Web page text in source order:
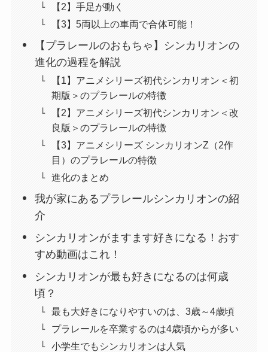
【2】手足が動く
【3】5両以上の車両で合体可能！
【プラレールのおもちゃ】シンカリオンの
進化の過程を解説
【1】アニメシリーズ初代シンカリオン＜初
期版＞のプラレールの特徴
【2】アニメシリーズ初代シンカリオン＜改
良版＞のプラレールの特徴
【3】アニメシリーズ シンカリオンZ（2作
目）のプラレールの特徴
進化のまとめ
我が家にあるプラレールシンカリオンの紹
介
シンカリオンがますます好きになる！おす
すめ動画はこれ！
シンカリオンが最も好きになるのは何歳
頃？
最も大好きになりやすいのは、3歳～4歳頃
プラレールを卒業するのは4歳頃からが多い
小学生でもシンカリオンは人気